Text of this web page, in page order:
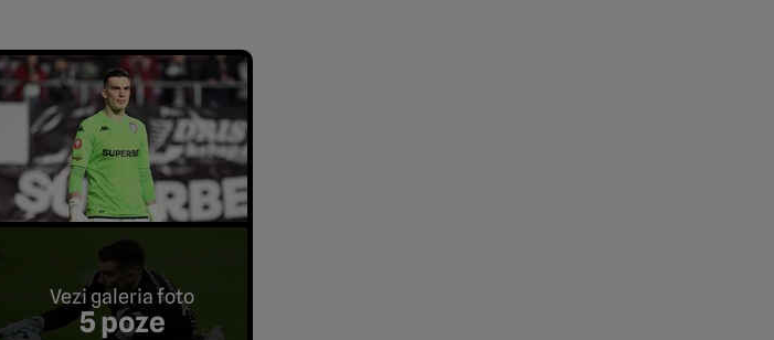
Vezi galeria foto
5 poze